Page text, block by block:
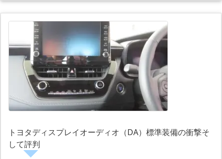
トヨタディスプレイオーディオ（DA）標準装備の衝撃そ
して評判